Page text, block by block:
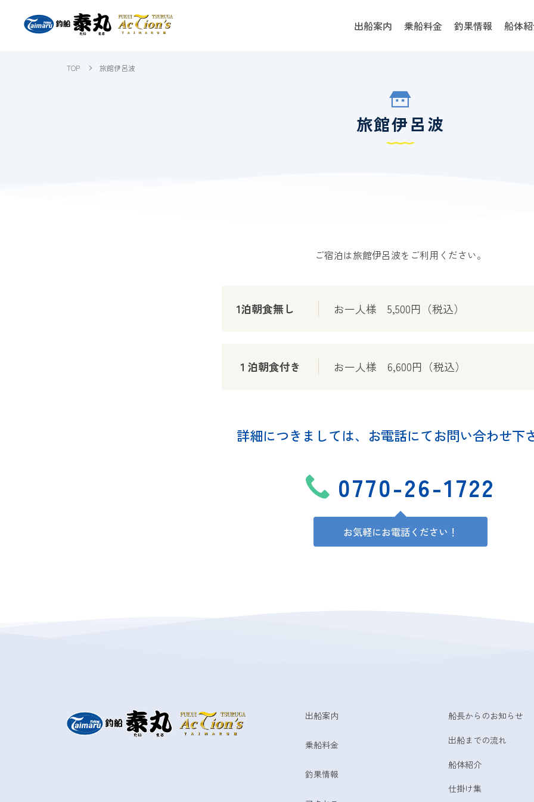
出船案内 乗船料金 釣果情報 船体
TOP 旅館伊呂波
旅館伊呂波
ご宿泊は旅館伊呂波をご利用ください。
1泊朝食無し お一人様 5,500円（税込）
１泊朝食付き お一人様 6,600円（税込）
詳細につきましては、 お電話にてお問い合わせ下
0770-26-1722
お気軽にお電話ください！
出船案内
乗船料金
釣果情報
船長からのお知らせ
出船までの流れ
船体紹介
仕掛け集